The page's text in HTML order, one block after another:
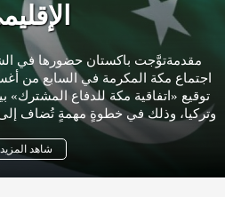
مقدمةتوَّجت باكستان حضورها في
توقيع «اتفاقية مكة للدفاع
وتركيا، وذلك في خطوةٍ مهمةٍ تُضاف
المنطقة، بعد الحرب
شاهد المزيد